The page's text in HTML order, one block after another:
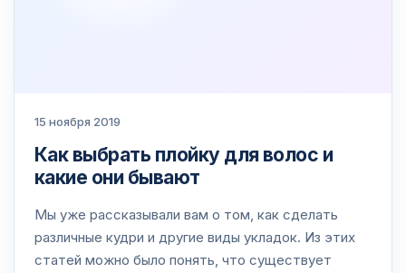
15 ноября 2019
Как выбрать плойку для волос и
какие они бывают
Мы уже рассказывали вам о том, как сделать
различные кудри и другие виды укладок. Из этих
статей можно было понять, что существует